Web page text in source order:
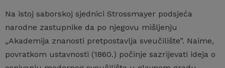
Na istoj saborskoj sjednici Strossmayer podsjeća
narodne zastupnike da po njegovu mišljenju
„Akademija znanosti pretpostavlja sveučilište”. Naime,
povratkom ustavnosti (1860.) počinje sazrijevati ideja o